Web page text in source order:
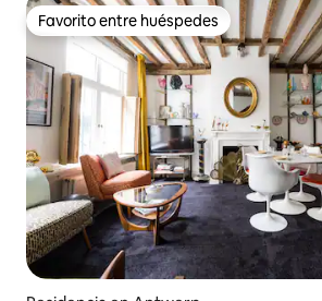
Favorito entre huéspedes
Favorito entre huéspedes